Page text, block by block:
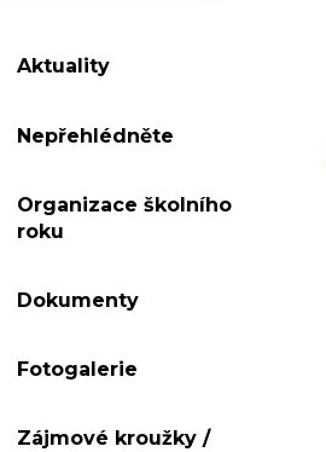
Aktuality
Nepřehlédněte
Organizace školního
roku
Dokumenty
Fotogalerie
Zájmové kroužky /